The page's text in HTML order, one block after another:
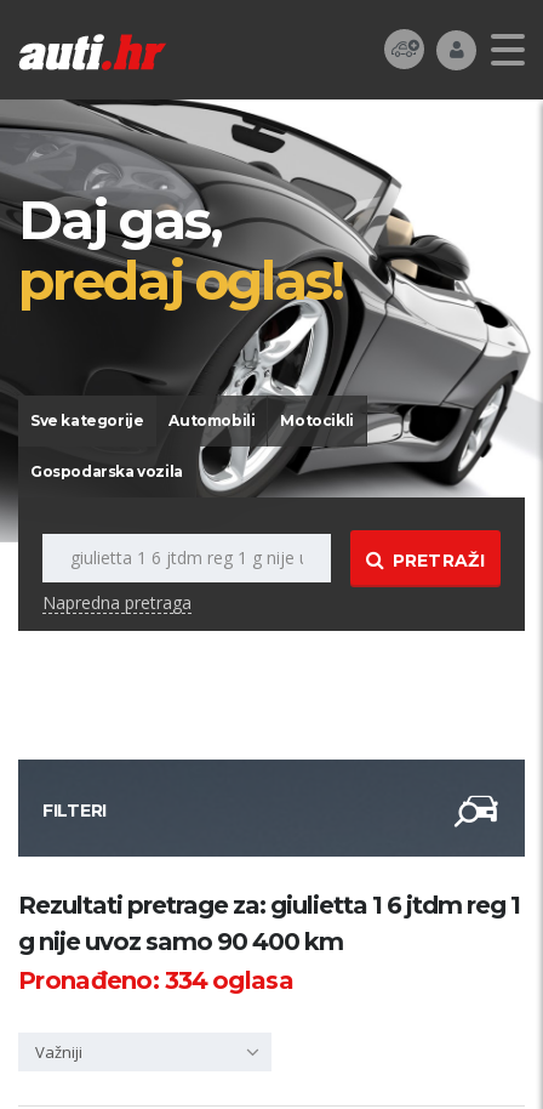
Daj gas,
predaj oglas!
Sve kategorije Automobili Motocikli
Gospodarska vozila
PRETRAŽI
Napredna pretraga
FILTERI
Kategorija
Županija
Rezultati pretrage za: giulietta 1 6 jtdm reg 1
g nije uvoz samo 90 400 km
Pronađeno:334oglasa
Važniji